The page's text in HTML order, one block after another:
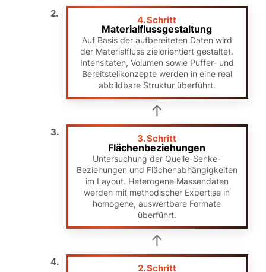
4. Schritt
Materialflussgestaltung
Auf Basis der aufbereiteten Daten wird
der Materialfluss zielorientiert gestaltet.
Intensitäten, Volumen sowie Puffer- und
Bereitstellkonzepte werden in eine real
abbildbare Struktur überführt.
3. Schritt
Flächenbeziehungen
Untersuchung der Quelle-Senke-
Beziehungen und Flächenabhängigkeiten
im Layout. Heterogene Massendaten
werden mit methodischer Expertise in
homogene, auswertbare Formate
überführt.
2. Schritt